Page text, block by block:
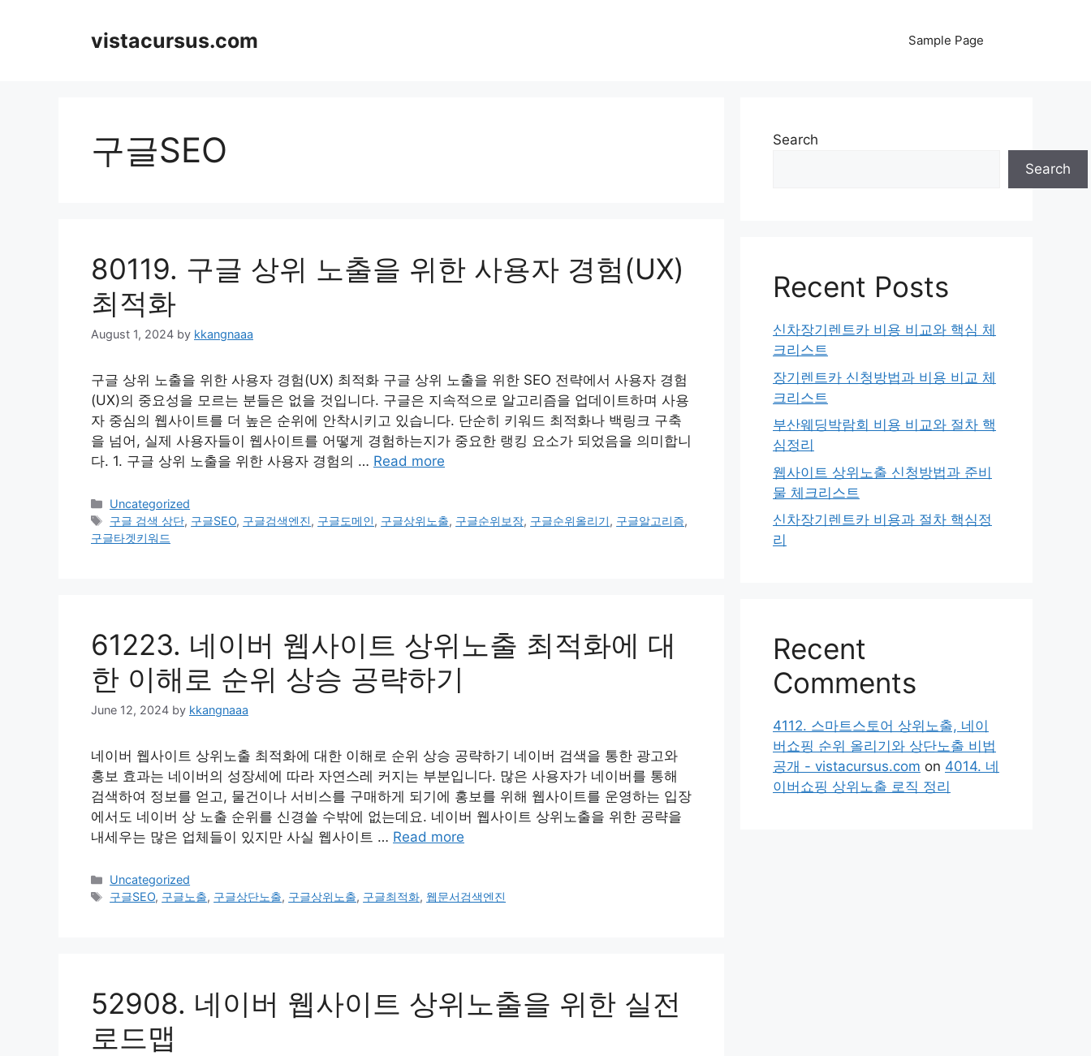
vistacursus.com Sample Page
구글SEO
80119. 구글 상위 노출을 위한 사용자 경험(UX)
최적화
August 1, 2024 by kkangnaaa
구글 상위 노출을 위한 사용자 경험(UX) 최적화 구글 상위 노출을 위한 SEO 전략에서 사용자 경험
(UX)의 중요성을 모르는 분들은 없을 것입니다. 구글은 지속적으로 알고리즘을 업데이트하며 사용
자 중심의 웹사이트를 더 높은 순위에 안착시키고 있습니다. 단순히 키워드 최적화나 백링크 구축
을 넘어, 실제 사용자들이 웹사이트를 어떻게 경험하는지가 중요한 랭킹 요소가 되었음을 의미합니
다. 1. 구글 상위 노출을 위한 사용자 경험의 … Read more
Categories
Uncategorized
Tags
구글 검색 상단, 구글SEO, 구글검색엔진, 구글도메인, 구글상위노출, 구글순위보장, 구글순위올리기, 구글알고리즘,
구글타겟키워드
61223. 네이버 웹사이트 상위노출 최적화에 대
한 이해로 순위 상승 공략하기
June 12, 2024 by kkangnaaa
네이버 웹사이트 상위노출 최적화에 대한 이해로 순위 상승 공략하기 네이버 검색을 통한 광고와
홍보 효과는 네이버의 성장세에 따라 자연스레 커지는 부분입니다. 많은 사용자가 네이버를 통해
검색하여 정보를 얻고, 물건이나 서비스를 구매하게 되기에 홍보를 위해 웹사이트를 운영하는 입장
에서도 네이버 상 노출 순위를 신경쓸 수밖에 없는데요. 네이버 웹사이트 상위노출을 위한 공략을
내세우는 많은 업체들이 있지만 사실 웹사이트 … Read more
Categories
Uncategorized
Tags
구글SEO, 구글노출, 구글상단노출, 구글상위노출, 구글최적화, 웹문서검색엔진
52908. 네이버 웹사이트 상위노출을 위한 실전
로드맵
Search
Search
Recent Posts
신차장기렌트카 비용 비교와 핵심 체
크리스트
장기렌트카 신청방법과 비용 비교 체
크리스트
부산웨딩박람회 비용 비교와 절차 핵
심정리
웹사이트 상위노출 신청방법과 준비
물 체크리스트
신차장기렌트카 비용과 절차 핵심정
리
Recent
Comments
4112. 스마트스토어 상위노출, 네이
버쇼핑 순위 올리기와 상단노출 비법
공개 - vistacursus.com on 4014. 네
이버쇼핑 상위노출 로직 정리